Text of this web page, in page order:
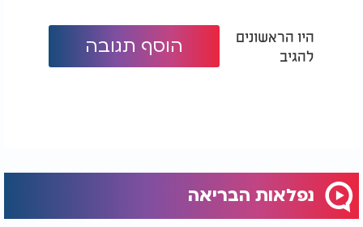
היו הראשונים
להגיב
הוסף תגובה
נפלאות הבריאה